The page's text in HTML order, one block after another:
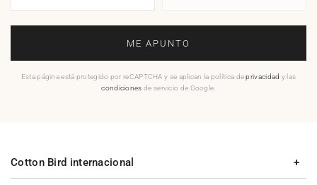
ME APUNTO
Esta página está protegido por reCAPTCHA y se aplican la política deprivacidad y las
condiciones de servicio de Google.
Cotton Bird internacional